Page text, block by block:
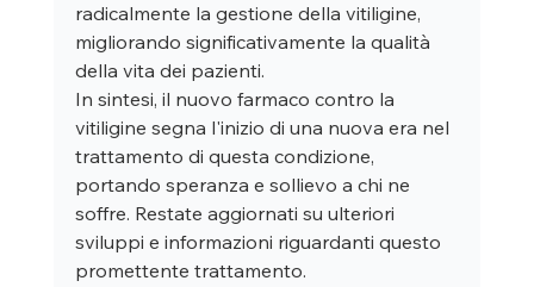
radicalmente la gestione della vitiligine,
migliorando significativamente la qualità
della vita dei pazienti.
In sintesi, il nuovo farmaco contro la
vitiligine segna l'inizio di una nuova era nel
trattamento di questa condizione,
portando speranza e sollievo a chi ne
soffre. Restate aggiornati su ulteriori
sviluppi e informazioni riguardanti questo
promettente trattamento.